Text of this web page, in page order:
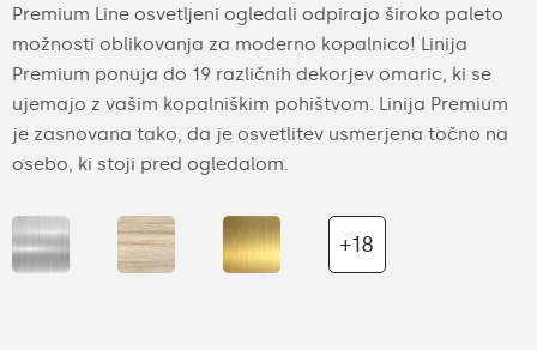
Premium Line osvetljeni ogledali odpirajo široko paleto
možnosti oblikovanja za moderno kopalnico! Linija
Premium ponuja do 19 različnih dekorjev omaric, ki se
ujemajo z vašim kopalniškim pohištvom. Linija Premium
je zasnovana tako, da je osvetlitev usmerjena točno na
osebo, ki stoji pred ogledalom.
+18